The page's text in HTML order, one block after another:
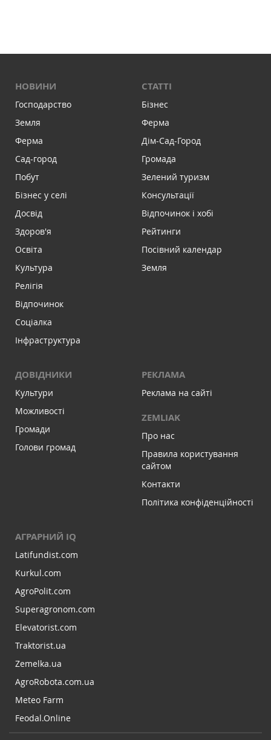
НОВИНИ
Господарство
Земля
Ферма
Сад-город
Побут
Бізнес у селі
Досвід
Здоров'я
Освіта
Культура
Релігія
Відпочинок
Соціалка
Інфраструктура
СТАТТІ
Бізнес
Ферма
Дім-Сад-Город
Громада
Зелений туризм
Консультації
Відпочинок і хобі
Рейтинги
Посівний календар
Земля
ДОВІДНИКИ
Культури
Можливості
Громади
Голови громад
РЕКЛАМА
Реклама на сайті
ZEMLIAK
Про нас
Правила користування
сайтом
Контакти
Політика конфіденційності
АГРАРНИЙ IQ
Latifundist.com
Kurkul.com
AgroPolit.com
Superagronom.com
Elevatorist.com
Traktorist.ua
Zemelka.ua
AgroRobota.com.ua
Meteo Farm
Feodal.Online